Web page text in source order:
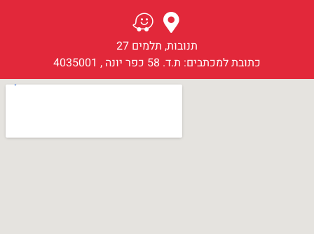
תנובות, תלמים 27
כתובת למכתבים: ת.ד. 58 כפר יונה , 4035001